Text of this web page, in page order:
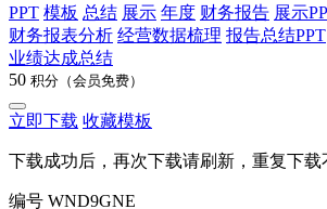
PPT 模板 总结 展示 年度 财务报告 展示
财务报表分析 经营数据梳理 报告总结PPT
业绩达成总结
50 积分（会员免费）
立即下载 收藏模板
下载成功后，再次下载请刷新，重复下载
编号 WND9GNE